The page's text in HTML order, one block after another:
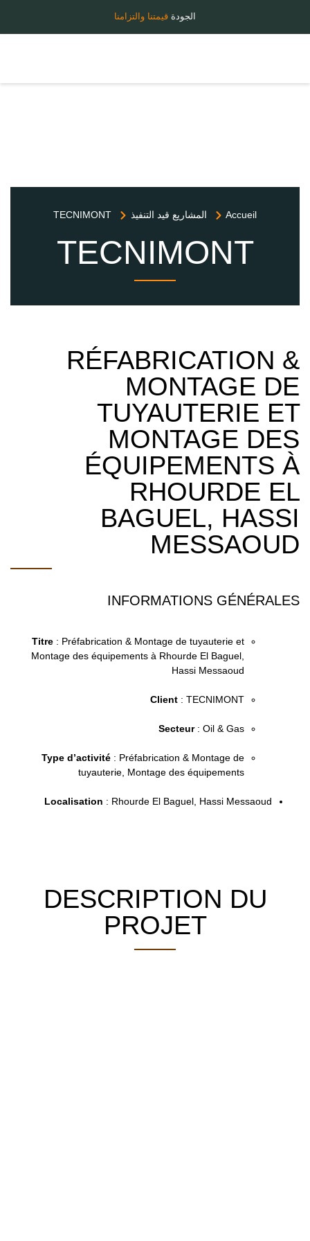
الجودة قيمتنا والتزامنا
Accueil المشاريع قيد التنفيذ TECNIMONT
TECNIMONT
RÉFABRICATION &
MONTAGE DE
TUYAUTERIE ET
MONTAGE DES
ÉQUIPEMENTS À
RHOURDE EL
BAGUEL, HASSI
MESSAOUD
INFORMATIONS GÉNÉRALES
Titre : Préfabrication & Montage de tuyauterie et
Montage des équipements à Rhourde El Baguel,
Hassi Messaoud
Client : TECNIMONT
Secteur: Oil & Gas
Type d’activité : Préfabrication & Montage de
tuyauterie, Montage des équipements
Localisation : Rhourde El Baguel, Hassi Messaoud
DESCRIPTION DU
PROJET